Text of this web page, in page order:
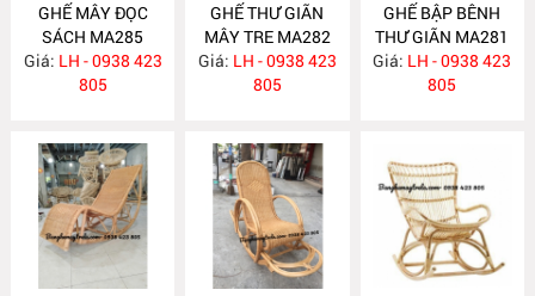
GHẾ MÂY ĐỌC
SÁCH MA285
Giá: LH - 0938 423
805
GHẾ THƯ GIÃN
MÂY TRE MA282
Giá: LH - 0938 423
805
GHẾ BẬP BÊNH
THƯ GIÃN MA281
Giá: LH - 0938 423
805